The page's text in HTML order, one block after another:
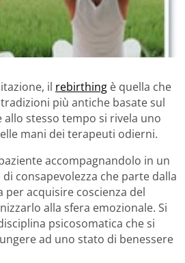
il rebirthing è quella che
più antiche basate sul
stesso tempo si rivela uno
mani dei terapeuti odierni.
accompagnandolo in un
consapevolezza che parte dalla
acquisire coscienza del
alla sfera emozionale. Si
psicosomatica che si
ad uno stato di benessere